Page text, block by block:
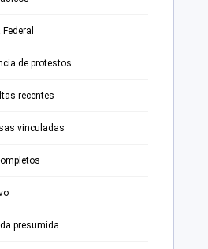
de protestos
recentes
vinculadas
presumida